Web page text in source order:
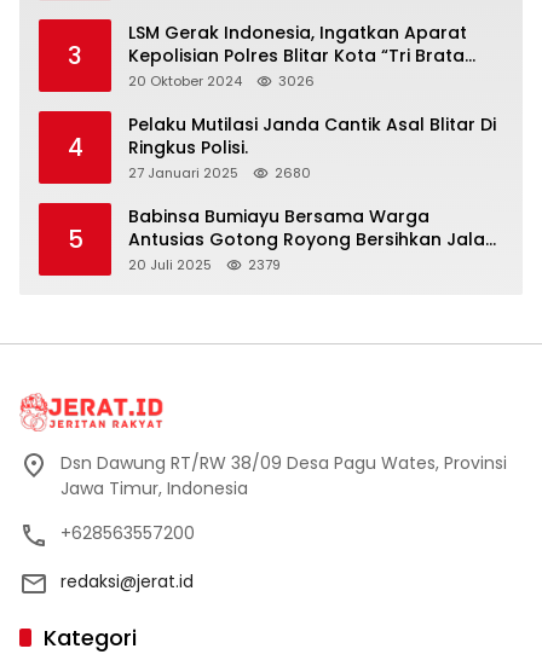
3
LSM Gerak Indonesia, Ingatkan Aparat
Kepolisian Polres Blitar Kota “Tri Brata
Polri” Harus Diamalkan
20 Oktober 2024 3026
4
Pelaku Mutilasi Janda Cantik Asal Blitar Di
Ringkus Polisi.
27 Januari 2025 2680
5
Babinsa Bumiayu Bersama Warga
Antusias Gotong Royong Bersihkan Jalan
Dusun Banaran
20 Juli 2025 2379
Dsn Dawung RT/RW 38/09 Desa Pagu Wates, Provinsi
Jawa Timur, Indonesia
+628563557200
redaksi@jerat.id
Kategori